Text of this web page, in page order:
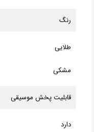
رنگ
طلایی
مشکی
قابلیت پخش موسیقی
دارد